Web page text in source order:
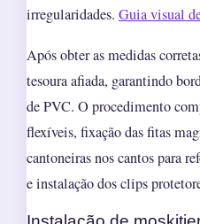
irregularidades. Guia visual
Após obter as medidas
tesoura afiada, garantindo
de PVC. O procedimento
flexíveis, fixação das fitas
cantoneiras nos cantos para
e instalação dos clips